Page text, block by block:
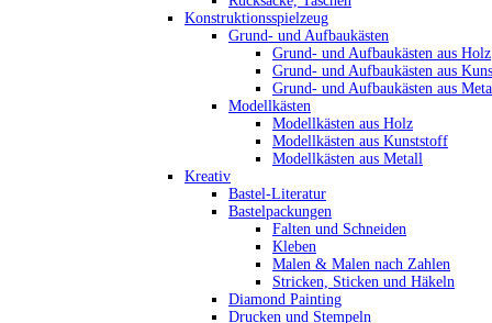
Konstruktionsspielzeug
Grund- und Aufbaukästen
Grund- und Aufbaukästen aus Holz
Grund- und Aufbaukästen aus
Grund- und Aufbaukästen aus
Modellkästen
Modellkästen aus Holz
Modellkästen aus Kunststoff
Modellkästen aus Metall
Kreativ
Bastel-Literatur
Bastelpackungen
Falten und Schneiden
Kleben
Malen & Malen nach Zahlen
Stricken, Sticken und Häkeln
Diamond Painting
Drucken und Stempeln